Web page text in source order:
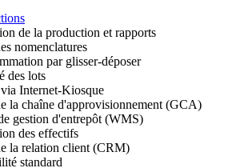
de la production et rapports
nomenclatures
par glisser-déposer
des lots
Internet-Kiosque
la chaîne d'approvisionnement (GCA)
gestion d'entrepôt (WMS)
des effectifs
la relation client (CRM)
standard